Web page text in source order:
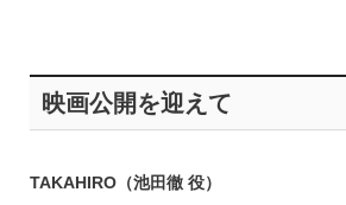
映画公開を迎えて
TAKAHIRO（池田徹 役）